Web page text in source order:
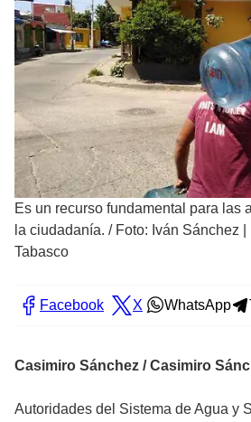
Es un recurso fundamental para las
la ciudadanía. / Foto: Iván Sánchez
Tabasco
Facebook X WhatsApp
Casimiro Sánchez / Casimiro
Autoridades del Sistema de Agua y